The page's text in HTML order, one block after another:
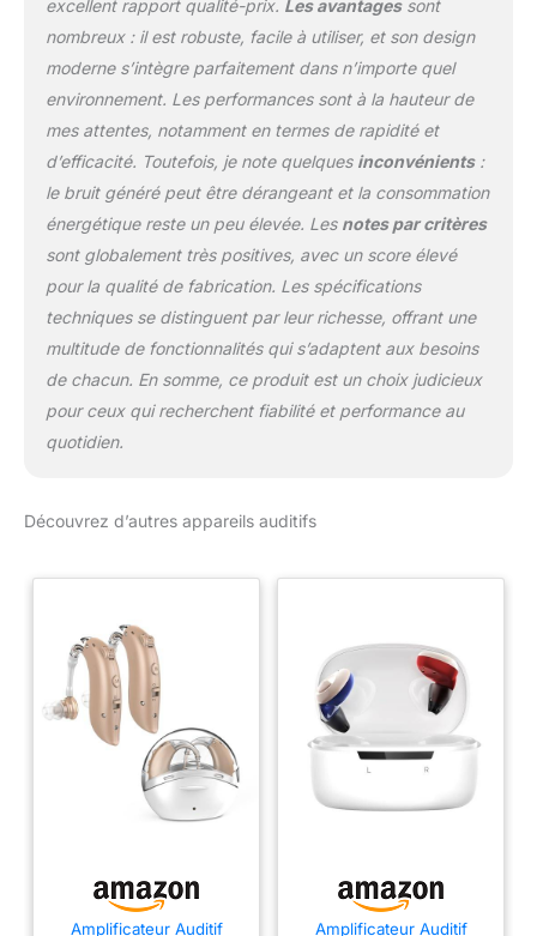
excellent rapport qualité-prix. Les avantagessont
nombreux : il est robuste, facile à utiliser, et son design
moderne s’intègre parfaitement dans n’importe quel
environnement. Les performances sont à la hauteur de
mes attentes, notamment en termes de rapidité et
d’efficacité. Toutefois, je note quelques inconvénients:
le bruit généré peut être dérangeant et la consommation
énergétique reste un peu élevée. Les notes par critères
sont globalement très positives, avec un score élevé
pour la qualité de fabrication. Les spécifications
techniques se distinguent par leur richesse, offrant une
multitude de fonctionnalités qui s’adaptent aux besoins
de chacun. En somme, ce produit est un choix judicieux
pour ceux qui recherchent fiabilité et performance au
quotidien.
Découvrez d’autres appareils auditifs
Amplificateur Auditif
Amplificateur Auditif